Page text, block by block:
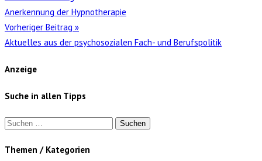
Anerkennung der Hypnotherapie
Vorheriger Beitrag »
Aktuelles aus der psychosozialen Fach- und Berufspolitik
Anzeige
Suche in allen Tipps
Suchen
Themen / Kategorien